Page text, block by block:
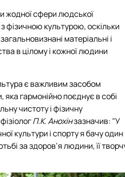
жодної сфери людської
фізичною культурою, оскільки
матеріальні і
в цілому і кожної людини
є важливим засобом
гармонійно поєднує в собі
чистоту і фізичну
П.К. Анохінзазначив: "У
культури і спорту я бачу один
за здоров’я людини, її